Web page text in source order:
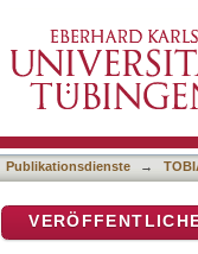
Publikationsdienste →